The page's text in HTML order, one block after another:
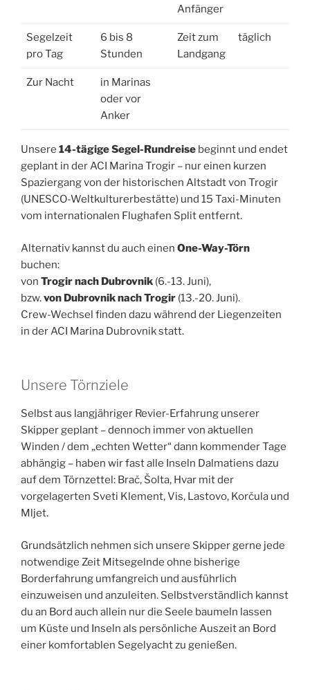
Anfänger
Segelzeit
pro Tag
6 bis 8
Stunden
Zeit zum
Landgang
täglich
Zur Nacht
in Marinas
oder vor
Anker
Unsere 14-tägige Segel-Rundreise beginnt und endet
geplant in der ACI Marina Trogir – nur einen kurzen
Spaziergang von der historischen Altstadt von Trogir
(UNESCO-Weltkulturerbestätte) und 15 Taxi-Minuten
vom internationalen Flughafen Split entfernt.
Alternativ kannst du auch einen One-Way-Törn
buchen:
von Trogir nach Dubrovnik (6.-13. Juni),
bzw.von Dubrovnik nach Trogir (13.-20. Juni).
Crew-Wechsel finden dazu während der Liegenzeiten
in der ACI Marina Dubrovnik statt.
Unsere Törnziele
Selbst aus langjähriger Revier-Erfahrung unserer
Skipper geplant – dennoch immer von aktuellen
Winden / dem „echten Wetter“ dann kommender Tage
abhängig – haben wir fast alle Inseln Dalmatiens dazu
auf dem Törnzettel: Brač, Šolta, Hvar mit der
vorgelagerten Sveti Klement, Vis, Lastovo, Korčula und
Mljet.
Grundsätzlich nehmen sich unsere Skipper gerne jede
notwendige Zeit Mitsegelnde ohne bisherige
Borderfahrung umfangreich und ausführlich
einzuweisen und anzuleiten. Selbstverständlich kannst
du an Bord auch allein nur die Seele baumeln lassen
um Küste und Inseln als persönliche Auszeit an Bord
einer komfortablen Segelyacht zu genießen.